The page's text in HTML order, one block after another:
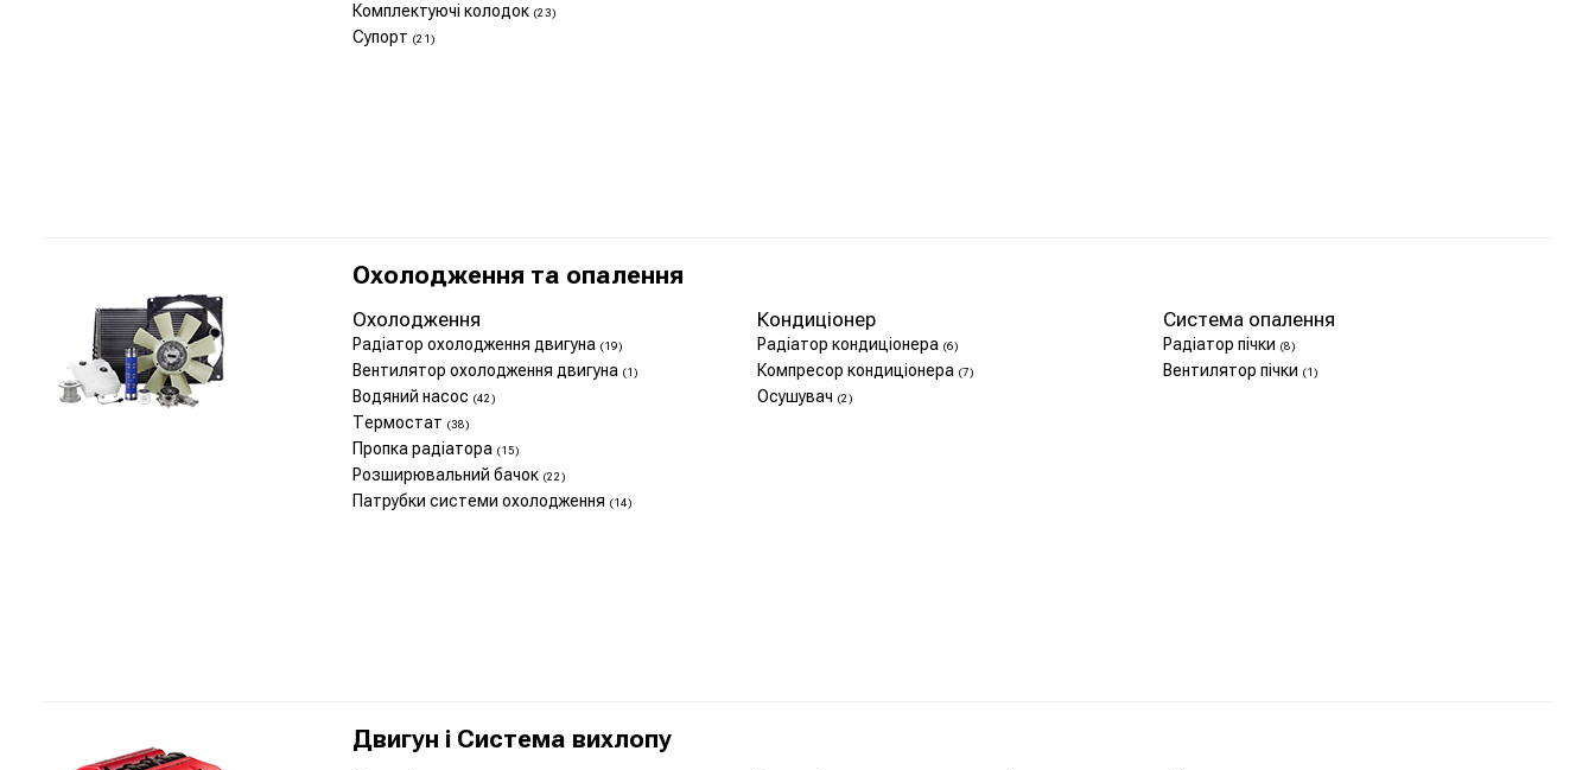
Комплектуючі колодок (23)
Супорт (21)
Охолодження та опалення
Охолодження
Радіатор охолодження двигуна (19)
Вентилятор охолодження двигуна (1)
Водяний насос (42)
Термостат (38)
Пропка радіатора (15)
Розширювальний бачок (22)
Патрубки системи охолодження (14)
Кондиціонер
Радіатор кондиціонера (6)
Компресор кондиціонера (7)
Осушувач (2)
Система опалення
Радіатор пічки (8)
Вентилятор пічки (1)
Двигун і Система вихлопу